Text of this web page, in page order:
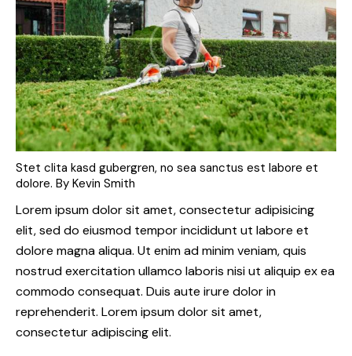
Stet clita kasd gubergren, no sea sanctus est labore et
dolore. By Kevin Smith
Lorem ipsum dolor sit amet, consectetur adipisicing
elit, sed do eiusmod tempor incididunt ut labore et
dolore magna aliqua. Ut enim ad minim veniam, quis
nostrud exercitation ullamco laboris nisi ut aliquip ex ea
commodo consequat. Duis aute irure dolor in
reprehenderit. Lorem ipsum dolor sit amet,
consectetur adipiscing elit.